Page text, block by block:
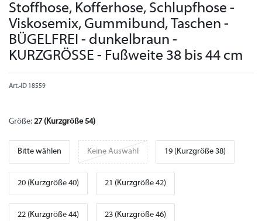
Stoffhose, Kofferhose, Schlupfhose -
Viskosemix, Gummibund, Taschen -
BÜGELFREI - dunkelbraun -
KURZGRÖSSE - Fußweite 38 bis 44 cm
Art.-ID 18559
Größe: 27 (Kurzgröße 54)
Bitte wählen Keine Auswahl 19 (Kurzgröße 38)
20 (Kurzgröße 40) 21 (Kurzgröße 42)
22 (Kurzgröße 44) 23 (Kurzgröße 46)